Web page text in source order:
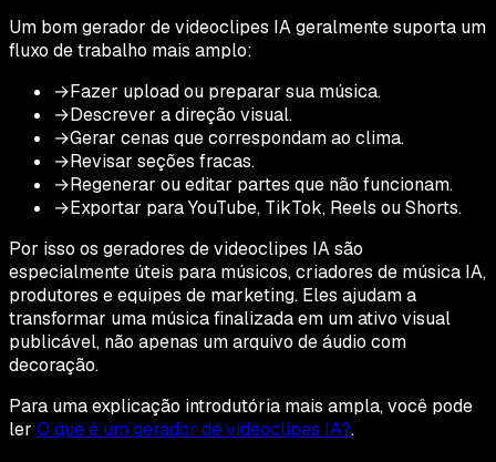
Um bom gerador de videoclipes IA geralmente suporta um
fluxo de trabalho mais amplo:
→Fazer upload ou preparar sua música.
→Descrever a direção visual.
→Gerar cenas que correspondam ao clima.
→Revisar seções fracas.
→Regenerar ou editar partes que não funcionam.
→Exportar para YouTube, TikTok, Reels ou Shorts.
Por isso os geradores de videoclipes IA são
especialmente úteis para músicos, criadores de música IA,
produtores e equipes de marketing. Eles ajudam a
transformar uma música finalizada em um ativo visual
publicável, não apenas um arquivo de áudio com
decoração.
Para uma explicação introdutória mais ampla, você pode
ler O que é um gerador de videoclipes IA?.